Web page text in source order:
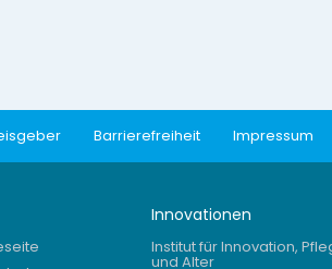
Barrierefreiheit Impressum
Innovationen
Institut für Innovation,
und Alter